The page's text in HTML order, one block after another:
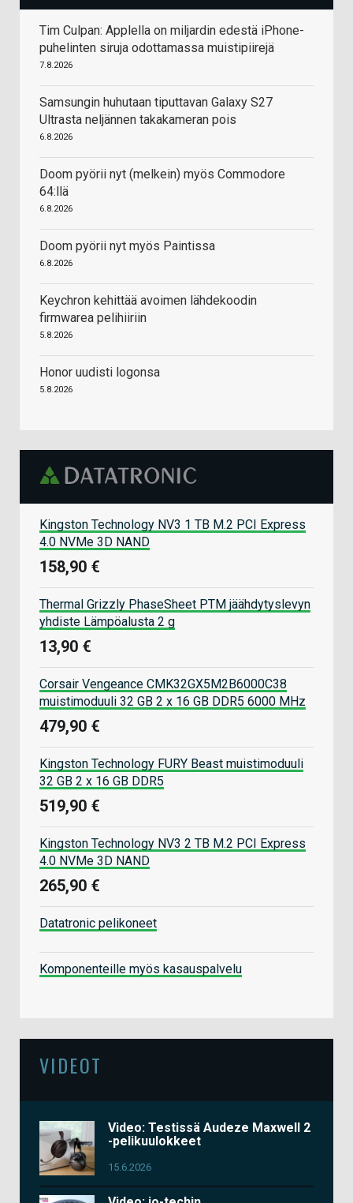
Tim Culpan: Applella on miljardin edestä iPhone-
puhelinten siruja odottamassa muistipiirejä
7.8.2026
Samsungin huhutaan tiputtavan Galaxy S27
Ultrasta neljännen takakameran pois
6.8.2026
Doom pyörii nyt (melkein) myös Commodore
64:llä
6.8.2026
Doom pyörii nyt myös Paintissa
6.8.2026
Keychron kehittää avoimen lähdekoodin
firmwarea pelihiiriin
5.8.2026
Honor uudisti logonsa
5.8.2026
Kingston Technology NV3 1 TB M.2 PCI Express
4.0 NVMe 3D NAND
158,90 €
Thermal Grizzly PhaseSheet PTM jäähdytyslevyn
yhdiste Lämpöalusta 2 g
13,90 €
Corsair Vengeance CMK32GX5M2B6000C38
muistimoduuli 32 GB 2 x 16 GB DDR5 6000 MHz
479,90 €
Kingston Technology FURY Beast muistimoduuli
32 GB 2 x 16 GB DDR5
519,90 €
Kingston Technology NV3 2 TB M.2 PCI Express
4.0 NVMe 3D NAND
265,90 €
Datatronic pelikoneet
Komponenteille myös kasauspalvelu
VIDEOT
Video: Testissä Audeze Maxwell 2
-pelikuulokkeet
15.6.2026